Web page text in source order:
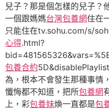
兒子？那是個怎樣的兒子？
一個跟媽媽台灣包養網住在
只能住在tv.sohu.com/s/
心得.html?
包養合約
為，根本不會發生那種事情，
懺悔都不知道，把所包養網
上，彩包養妹煥一直都是包